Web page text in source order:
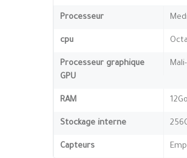
Processeur
cpu
Processeur graphique
GPU
RAM 12Go
Stockage interne
Capteurs